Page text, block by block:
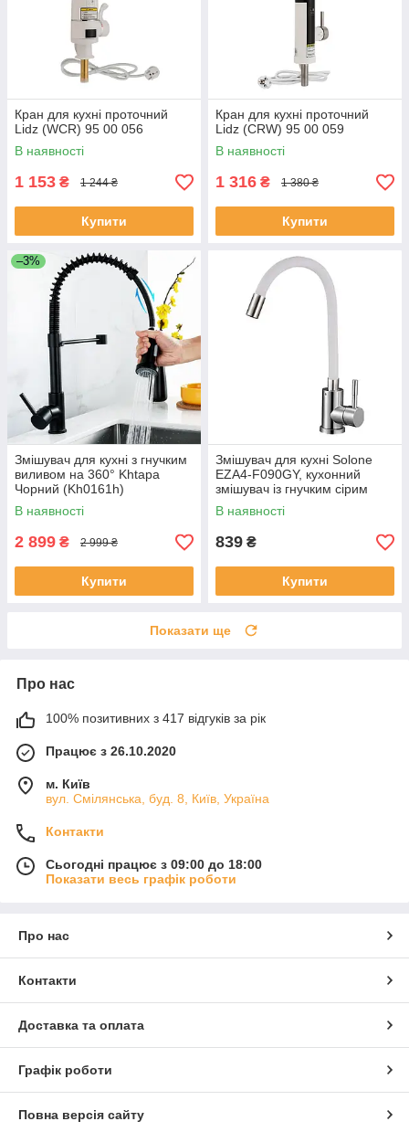
Кран для кухні проточний
Lidz (WCR) 95 00 056
В наявності
1 153 ₴ 1 244 ₴
Купити
Кран для кухні проточний
Lidz (CRW) 95 00 059
В наявності
1 316 ₴ 1 380 ₴
Купити
–3%
Змішувач для кухні з гнучким
виливом на 360° Khtapa
Чорний (Kh0161h)
В наявності
2 899 ₴ 2 999 ₴
Купити
Змішувач для кухні Solone
EZA4-F090GY, кухонний
змішувач із гнучким сірим
гусаком
В наявності
839 ₴
Купити
Показати ще
Про нас
100% позитивних з 417 відгуків за рік
Працює з 26.10.2020
м. Київ
вул. Смілянська, буд. 8, Київ, Україна
Контакти
Сьогодні працює з 09:00 до 18:00
Показати весь графік роботи
Про нас
Контакти
Доставка та оплата
Графік роботи
Повна версія сайту